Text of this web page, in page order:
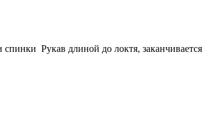
Рукав длиной до локтя, заканчивается